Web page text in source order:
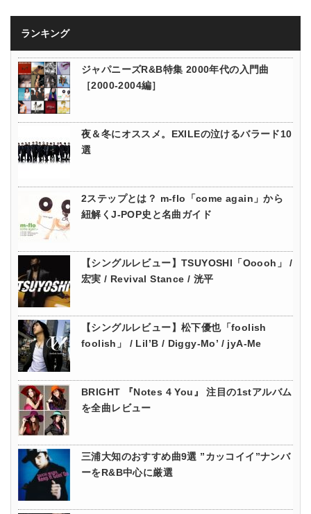
ランキング
ジャパニーズR&B特集 2000年代の入門曲
［2000-2004編］
夜＆冬にオススメ。EXILEの泣けるバラード10
選
2ステップとは？ m-flo「come again」から
紐解くJ-POP史と名曲ガイド
【シングルレビュー】TSUYOSHI「Ooooh」 /
宏実 / Revival Stance / 洸平
【シングルレビュー】松下優也「foolish
foolish」 / Lil’B / Diggy-Mo’ / jyA-Me
BRIGHT 『Notes 4 You』 注目の1stアルバム
を全曲レビュー
三浦大知のおすすめ曲9選 ”カッコイイ”ナンバ
ーをR&B中心に厳選